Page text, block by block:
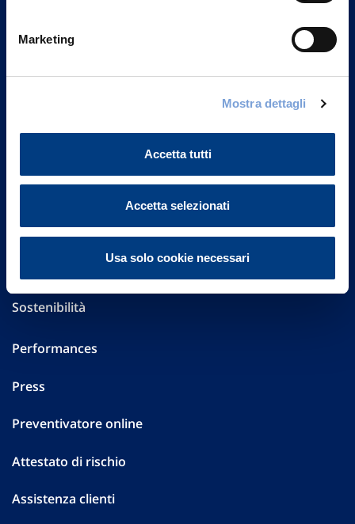
Marketing
Mostra dettagli
Accetta tutti
Accetta selezionati
Usa solo cookie necessari
Via Ignazio Gardella, 2
Investor Relations
Sostenibilità
Performances
Press
Preventivatore online
Attestato di rischio
Assistenza clienti